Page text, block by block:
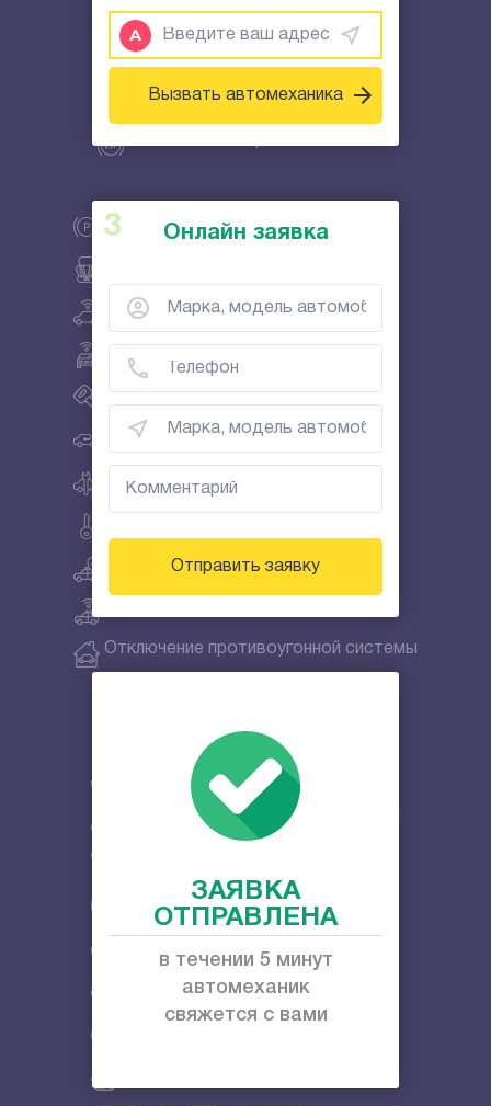
Вызвать автомеханика
Онлайн заявка
Отправить заявку
ЗАЯВКА
ОТПРАВЛЕНА
в течении 5 минут
автомеханик
свяжется с вами
Диагностика автомобиля
Отключение сигнализации
Отключить Цезарь Сателлит
Отключить Магикар
Отключить Блэк Баг
Отключить Кобра Коннект
Отключить Пантера
Отключить Эшелон
Выездной ремонт автомобилей
Отключение сигнализации Призрак
Отключение противоугонной системы
Снять секретки
Автосервис с выездом
Техпомощь на дороге с выездом
Слив топлива
Вскрытие багажника